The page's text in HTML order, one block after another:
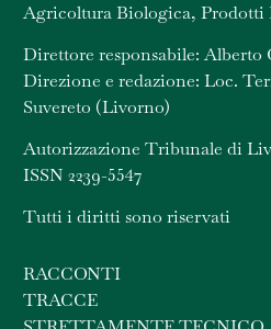
Agricoltura Biologica, Prodotti
Direttore responsabile: Alberto
Direzione e redazione: Loc.
Suvereto (Livorno)
Autorizzazione Tribunale di
ISSN 2239-5547
Tutti i diritti sono riservati
RACCONTI
TRACCE